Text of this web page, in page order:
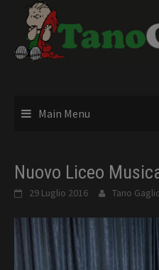
content
Main Menu
Nuovo Liceo
29 Luglio 2016 Tano